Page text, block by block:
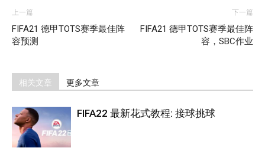
上一篇
FIFA21 德甲TOTS赛季最佳阵
容预测
下一篇
FIFA21 德甲TOTS赛季最佳阵
容，SBC作业
相关文章 更多文章
FIFA22 最新花式教程: 接球挑球